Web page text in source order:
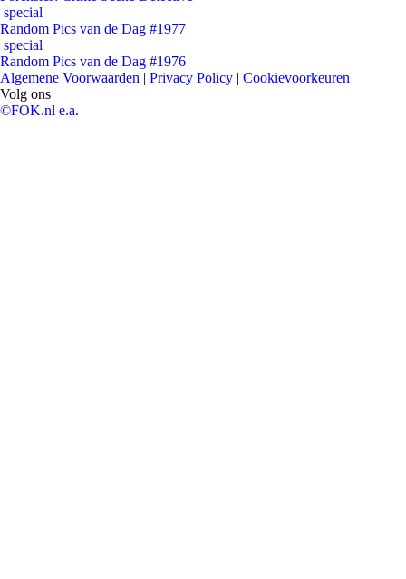
special
Random Pics van de Dag #1977
special
Random Pics van de Dag #1976
Algemene Voorwaarden | Privacy Policy | Cookievoorkeuren
Volg ons
©FOK.nl e.a.